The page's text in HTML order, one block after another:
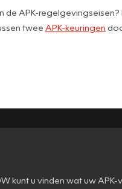
APK-
twee APK-keuringen
kunt u vinden wat uw